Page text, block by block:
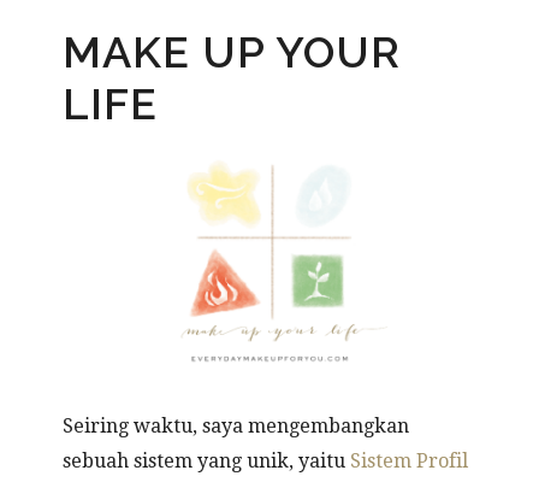
MAKE UP YOUR
LIFE
Seiring waktu, saya mengembangkan
sebuah sistem yang unik, yaitu Sistem Profil